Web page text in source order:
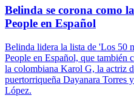
Belinda se corona como
People en Español
Belinda lidera la lista de 'Los 50
People en Español, que también
la colombiana Karol G, la actriz
puertorriqueña Dayanara Torres
López.